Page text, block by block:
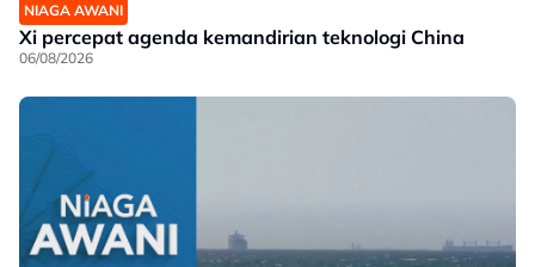
NIAGA AWANI
Xi percepat agenda kemandirian teknologi China
06/08/2026